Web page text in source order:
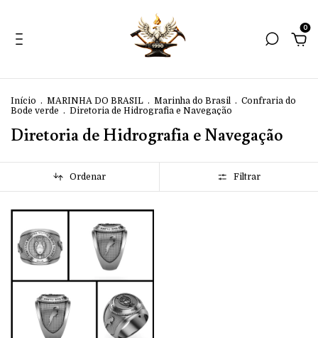
0
Início . MARINHA DO BRASIL . Marinha do Brasil . Confraria do
Bode verde . Diretoria de Hidrografia e Navegação
Diretoria de Hidrografia e Navegação
Ordenar Filtrar